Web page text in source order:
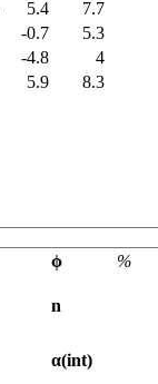
5.4
7.7
-0.7
5.3
-4.8
4
5.9 8.3
ϕ
%
n
α(int)